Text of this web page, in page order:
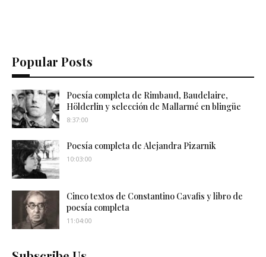
Popular Posts
Poesía completa de Rimbaud, Baudelaire,
Hölderlin y selección de Mallarmé en blingüe
8:37:00
Poesía completa de Alejandra Pizarnik
10:03:00
Cinco textos de Constantino Cavafis y libro de
poesía completa
11:04:00